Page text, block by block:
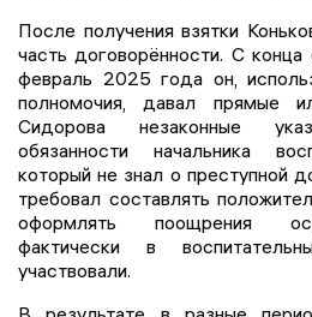
После получения взятки
часть договорённости. С
февраль 2025 года он,
полномочия, давал прямые
Сидорова незаконные
обязанности начальника
который не знал о преступной
требовал составлять
оформлять поощрения
фактически в
участвовали.